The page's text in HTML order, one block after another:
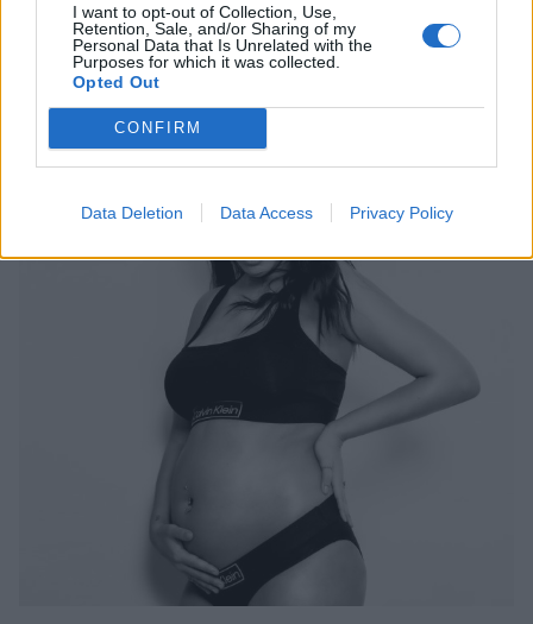
I want to opt-out of Collection, Use,
Retention, Sale, and/or Sharing of my
Personal Data that Is Unrelated with the
Purposes for which it was collected.
Opted Out
CONFIRM
Data Deletion Data Access Privacy Policy